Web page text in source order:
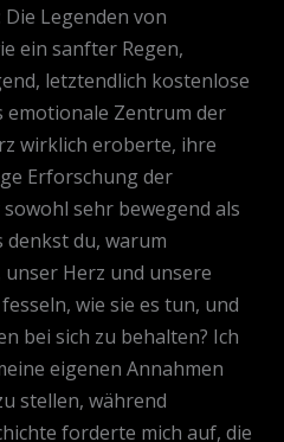
Legenden von
ein sanfter Regen,
letztendlich kostenlose
emotionale Zentrum der
wirklich eroberte, ihre
Erforschung der
sehr bewegend als
denkst du, warum
unser Herz und unsere
wie sie es tun, und
bei sich zu behalten? Ich
eigenen Annahmen
stellen, während
forderte mich auf, die